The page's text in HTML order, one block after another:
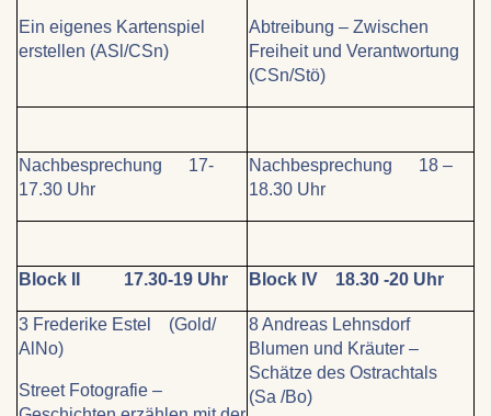
Ein eigenes Kartenspiel
erstellen (ASl/CSn)
Abtreibung – Zwischen
Freiheit und Verantwortung
(CSn/Stö)
Nachbesprechung 17-
17.30 Uhr
Nachbesprechung 18 –
18.30 Uhr
Block II 17.30-19 Uhr Block IV 18.30 -20 Uhr
3 Frederike Estel (Gold/
AlNo)
Street Fotografie –
8 Andreas Lehnsdorf
Blumen und Kräuter –
Schätze des Ostrachtals
(Sa /Bo)